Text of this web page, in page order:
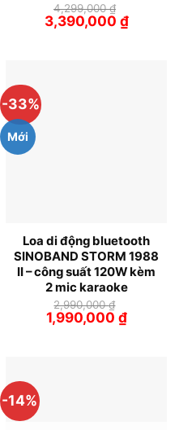
4,299,000₫
Giá
gốc
3,390,000 ₫Giá
hiện
-33%
Mới
Loa di động bluetooth
SINOBAND STORM 1988
II – công suất 120W kèm
2 mic karaoke
2,990,000₫
Giá
gốc
1,990,000 ₫Giá
hiện
-14%